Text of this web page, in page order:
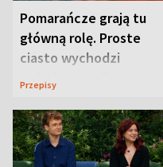
Pomarańcze grają tu
główną rolę. Proste
ciasto wychodzi
wyjątkowo wilgotne
Przepisy